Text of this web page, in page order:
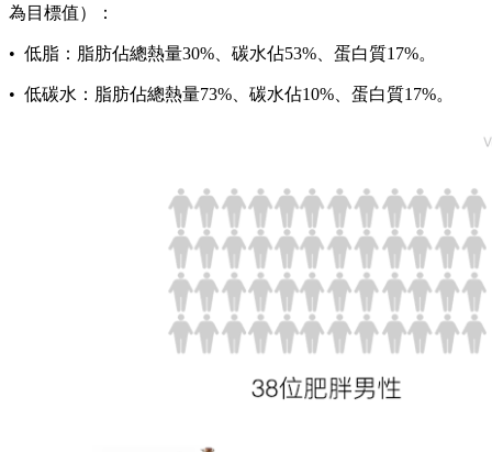
為目標值）：
• 低脂：脂肪佔總熱量30%、碳水佔53%、蛋白質17%。
• 低碳水：脂肪佔總熱量73%、碳水佔10%、蛋白質17%。